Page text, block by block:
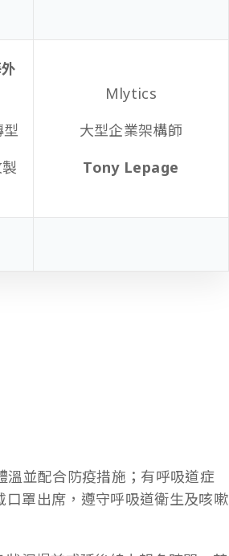
Mlytics
大型企業架構師
Tony Lepage
溫並配合防疫措施；有呼吸道症
罩出席，遵守呼吸道衛生及咳嗽